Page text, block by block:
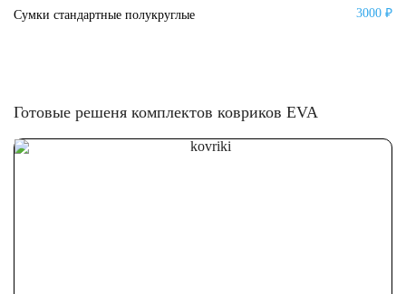
Сумки стандартные полукруглые 3000 ₽
Готовые решеня комплектов ковриков EVA